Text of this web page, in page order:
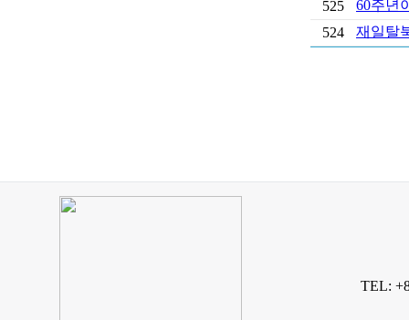
525
60주년
524
재일탈
TEL: